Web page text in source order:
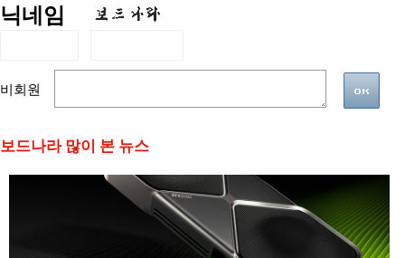
닉네임
비회원
보드나라 많이 본 뉴스